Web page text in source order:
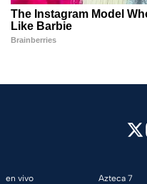
en vivo
Azteca 7